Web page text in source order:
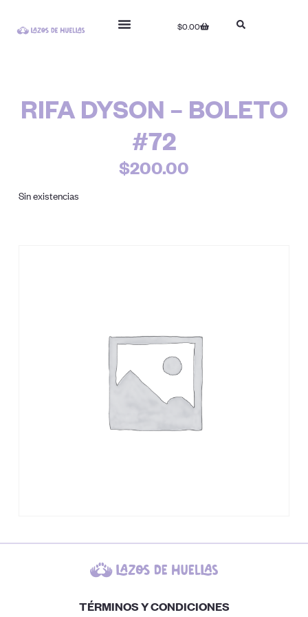
$0.00
RIFA DYSON – BOLETO
#72
$200.00
Sin existencias
TÉRMINOS Y CONDICIONES